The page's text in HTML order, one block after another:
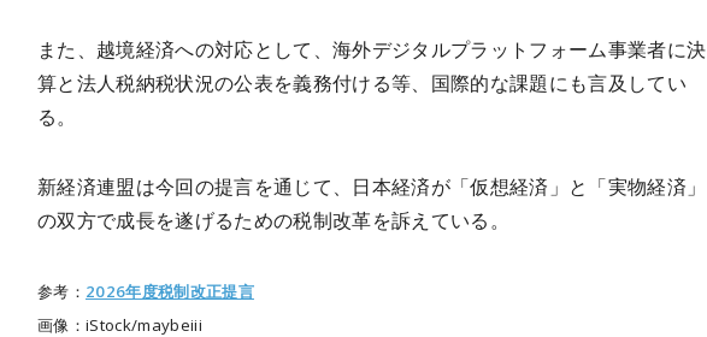
また、越境経済への対応として、海外デジタルプラットフォーム事業者に決
算と法人税納税状況の公表を義務付ける等、国際的な課題にも言及してい
る。
新経済連盟は今回の提言を通じて、日本経済が「仮想経済」と「実物経済」
の双方で成長を遂げるための税制改革を訴えている。
参考： 2026年度税制改正提言
画像：iStock/maybeiii